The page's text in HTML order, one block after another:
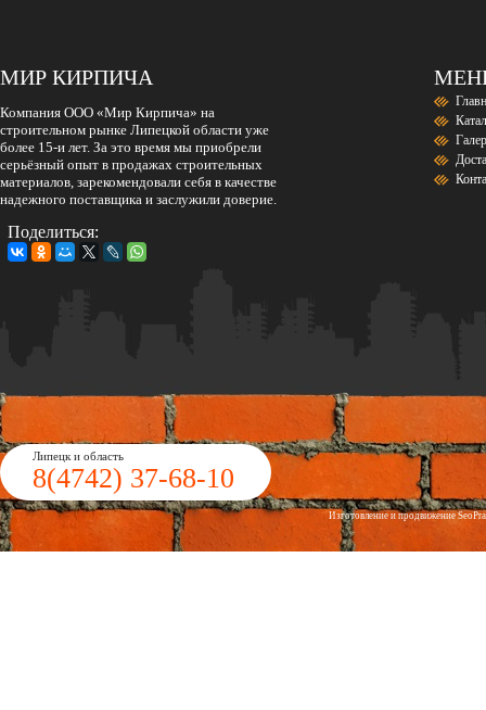
МИР КИРПИЧА
Компания ООО «Мир Кирпича» на
строительном рынке Липецкой области уже
более 15-и лет. За это время мы приобрели
серьёзный опыт в продажах строительных
материалов, зарекомендовали себя в качестве
надежного поставщика и заслужили доверие.
Поделиться:
Липецк и область
8(4742) 37-68-10
Изготовление и продвижение Seo